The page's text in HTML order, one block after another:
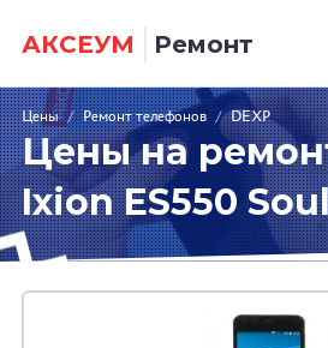
АКСЕУМ Ремонт
Цены / Ремонт телефонов / DEXP
Цены на
Ixion ES550